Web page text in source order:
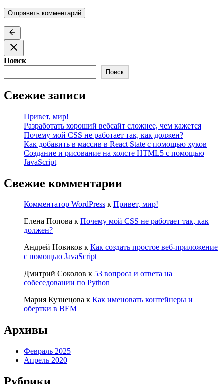
Поиск
Поиск
Свежие записи
Привет, мир!
Разработать хороший вебсайт сложнее, чем кажется
Почему мой CSS не работает так, как должен?
Как добавить в массив в React State с помощью хуков
Создание и рисование на холсте HTML5 с помощью
JavaScript
Свежие комментарии
Комментатор WordPress к Привет, мир!
Елена Попова к Почему мой CSS не работает так, как
должен?
Андрей Новиков к Как создать простое веб-приложение
с помощью JavaScript
Дмитрий Соколов к 53 вопроса и ответа на
собеседовании по Python
Мария Кузнецова к Как именовать контейнеры и
обертки в BEM
Архивы
Февраль 2025
Апрель 2020